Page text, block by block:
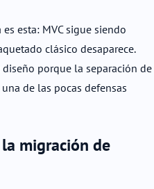
esta: MVC sigue siendo
clásico desaparece.
porque la separación de
de las pocas defensas
migración de